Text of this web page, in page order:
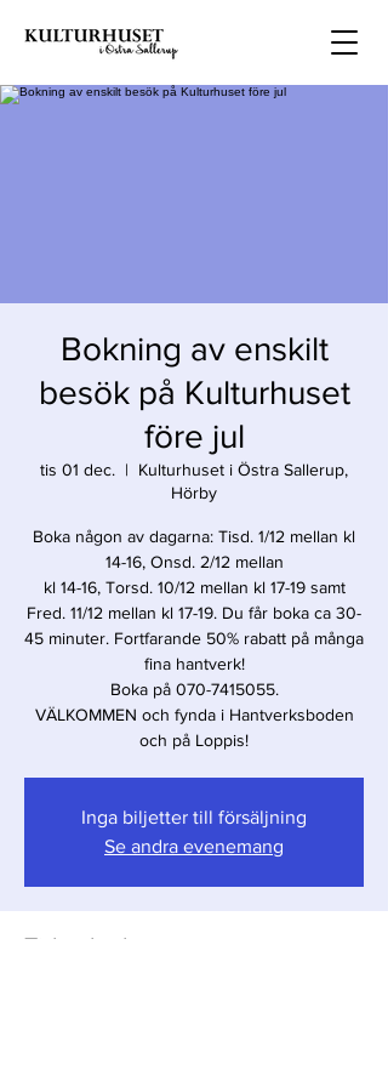
Bokning av enskilt
besök på Kulturhuset
före jul
tis 01 dec.
  |
Kulturhuset i Östra Sallerup,
Hörby
Boka någon av dagarna: Tisd. 1/12 mellan kl
14-16, Onsd. 2/12 mellan
kl 14-16, Torsd. 10/12 mellan kl 17-19 samt
Fred. 11/12 mellan kl 17-19. Du får boka ca 30-
45 minuter. Fortfarande 50% rabatt på många
fina hantverk!
Boka på 070-7415055.
VÄLKOMMEN och fynda i Hantverksboden
Inga biljetter till försäljning
Se andra evenemang
Tid och plats